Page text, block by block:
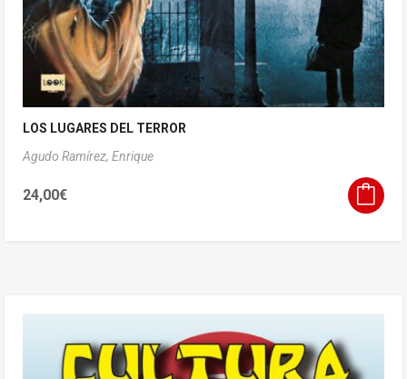
LOS LUGARES DEL TERROR
Agudo Ramírez, Enrique
24,00€